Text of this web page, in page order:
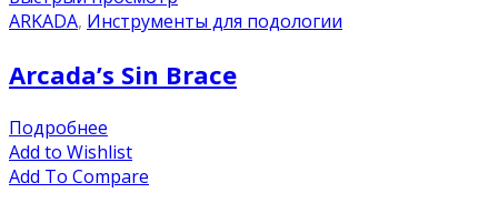
ARKADA, Инструменты для подологии
Arcada’s Sin Brace
Подробнее
Add to Wishlist
Add To Compare